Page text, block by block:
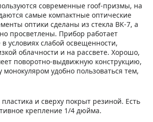
современные roof-призмы, на
самые компактные оптические
оптики сделаны из стекла BK-7, а
просветлены. Прибор работает
условиях слабой освещенности,
облачности и на рассвете. Хорошо,
поворотно-выдвижную конструкцию,
монокуляром удобно пользоваться тем,
и сверху покрыт резиной. Есть
крепление 1/4 дюйма.